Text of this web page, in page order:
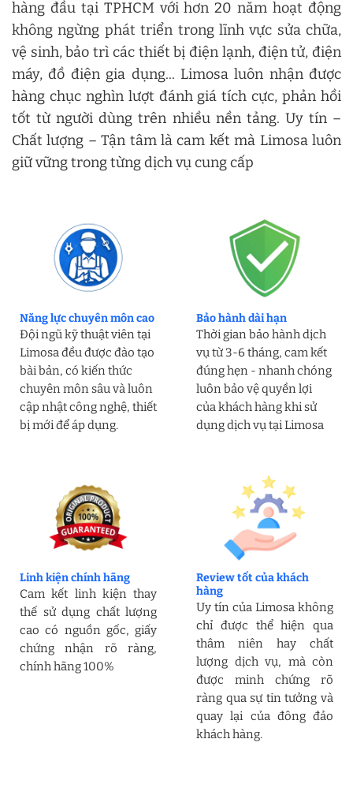
hàng đầu tại TPHCM với hơn 20 năm hoạt động
không ngừng phát triển trong lĩnh vực sửa chữa,
vệ sinh, bảo trì các thiết bị điện lạnh, điện tử, điện
máy, đồ điện gia dụng... Limosa luôn nhận được
hàng chục nghìn lượt đánh giá tích cực, phản hồi
tốt từ người dùng trên nhiều nền tảng. Uy tín –
Chất lượng – Tận tâm là cam kết mà Limosa luôn
giữ vững trong từng dịch vụ cung cấp
Năng lực chuyên môn cao
Đội ngũ kỹ thuật viên tại
Limosa đều được đào tạo
bài bản, có kiến thức
chuyên môn sâu và luôn
cập nhật công nghệ, thiết
bị mới để áp dụng.
Bảo hành dài hạn
Thời gian bảo hành dịch
vụ từ 3-6 tháng, cam kết
đúng hẹn - nhanh chóng
luôn bảo vệ quyền lợi
của khách hàng khi sử
dụng dịch vụ tại Limosa
Linh kiện chính hãng
Cam kết linh kiện thay
thế sử dụng chất lượng
cao có nguồn gốc, giấy
chứng nhận rõ ràng,
chính hãng 100%
Review tốt của khách
hàng
Uy tín của Limosa không
chỉ được thể hiện qua
thâm niên hay chất
lượng dịch vụ, mà còn
được minh chứng rõ
ràng qua sự tin tưởng và
quay lại của đông đảo
khách hàng.